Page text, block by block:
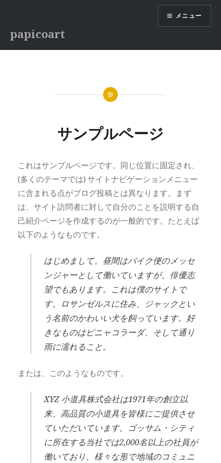
papicoart
メニュー
サンプルページ
これはサンプルページです。同じ位置に固定され、
(多くのテーマでは) サイトナビゲーションメニュー
に含まれる点がブログ投稿とは異なります。まず
は、サイト訪問者に対して自分のことを説明する自
己紹介ページを作成するのが一般的です。たとえば
以下のようなものです。
はじめまして。昼間はバイク便のメッセ
ンジャーとして働いていますが、俳優志
望でもあります。これは僕のサイトで
す。ロサンゼルスに住み、ジャックとい
う名前のかわいい犬を飼っています。好
きなものはピニャコラーダ、そして通り
雨に濡れること。
または、このようなものです。
XYZ 小道具株式会社は1971年の創立以
来、高品質の小道具を皆様にご提供させ
ていただいています。ゴッサム・シティ
に所在する当社では2,000名以上の社員が
働いており、様々な形で地域のコミュニ